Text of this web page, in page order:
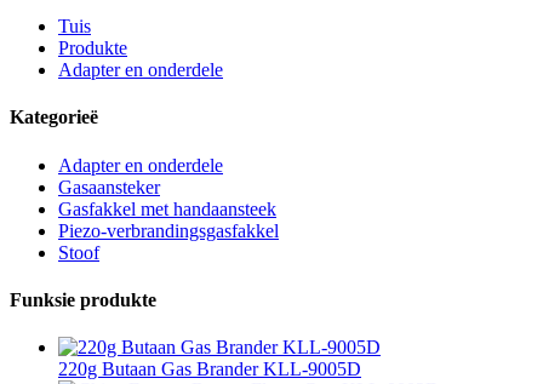
Tuis
Produkte
Adapter en onderdele
Kategorieë
Adapter en onderdele
Gasaansteker
Gasfakkel met handaansteek
Piezo-verbrandingsgasfakkel
Stoof
Funksie produkte
220g Butaan Gas Brander KLL-9005D